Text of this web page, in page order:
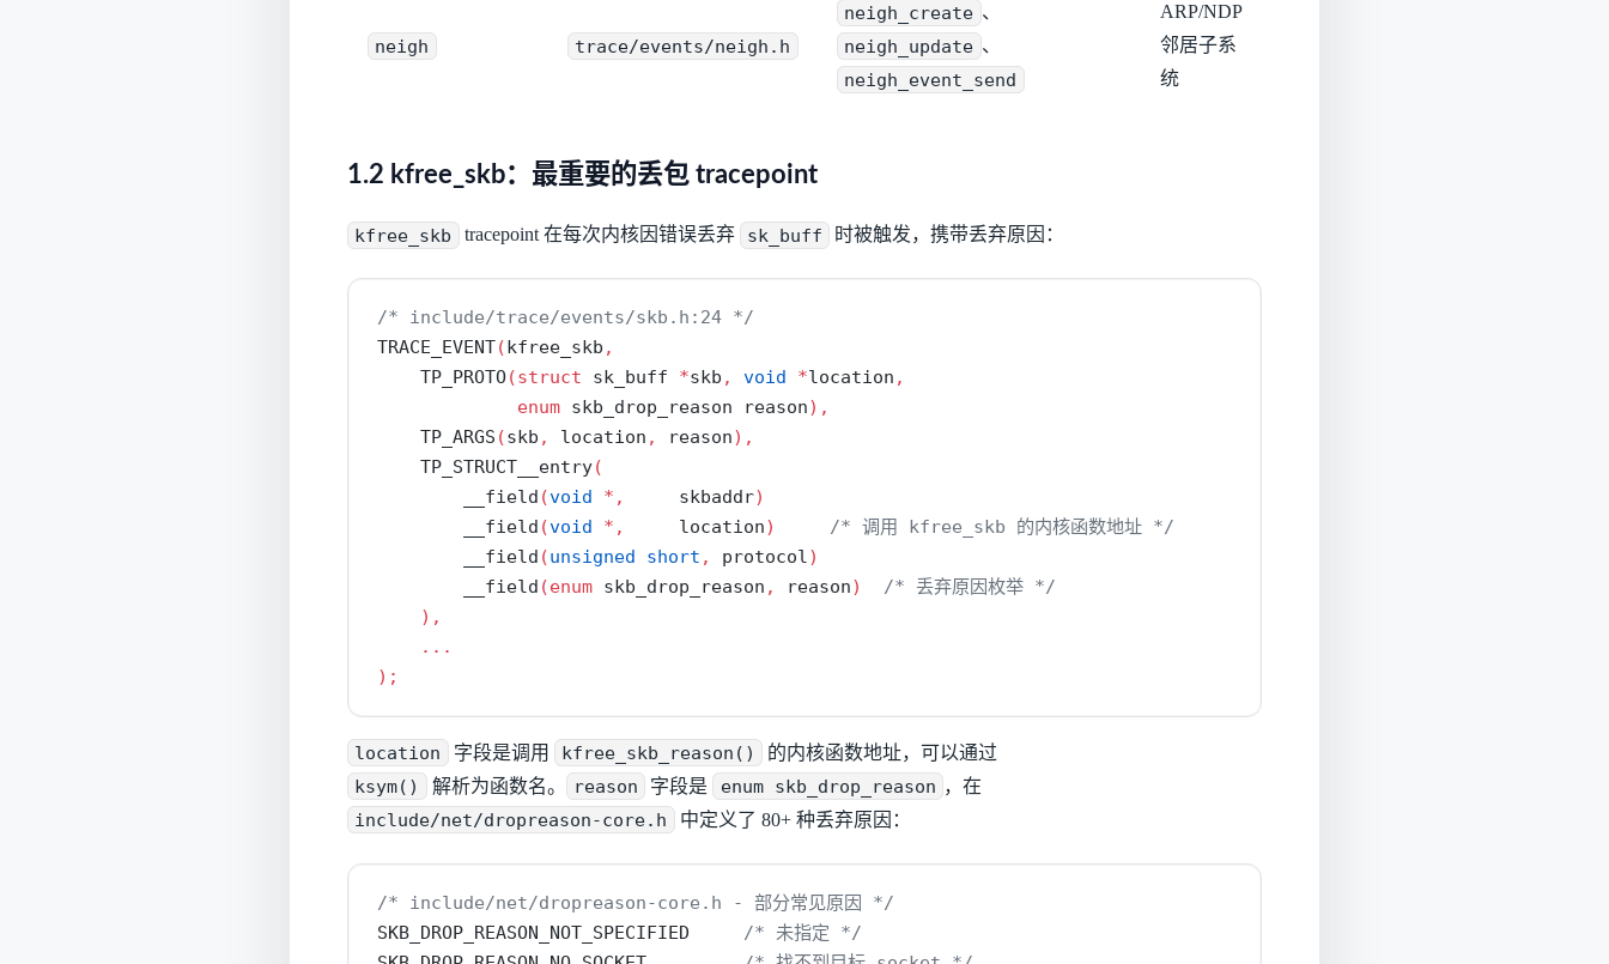
neigh trace/events/neigh.h
neigh_create 、
neigh_update 、
neigh_event_send
ARP/NDP
邻居子系
统
1.2 kfree_skb：最重要的丢包 tracepoint
kfree_skb tracepoint 在每次内核因错误丢弃 sk_buff 时被触发，携带丢弃原因：
/* include/trace/events/skb.h:24 */
TRACE_EVENT( kfree_skb ,
    TP_PROTO
(struct sk_buff *skb , void *location ,
enum skb_drop_reason reason),
    TP_ARGS
(skb , location , reason),
    TP_STRUCT__entry
(
        __field
(void *,
     skbaddr
)
        __field
(void *,
     location
)
/* 调用 kfree_skb 的内核函数地址 */
        __field
(unsigned short , protocol)
        __field
(enum skb_drop_reason , reason)
/* 丢弃原因枚举 */
),
...
);
location 字段是调用 kfree_skb_reason() 的内核函数地址，可以通过
ksym() 解析为函数名。 reason 字段是 enum skb_drop_reason ，在
include/net/dropreason-core.h 中定义了 80+ 种丢弃原因：
/* include/net/dropreason-core.h - 部分常见原因 */
SKB_DROP_REASON_NOT_SPECIFIED /* 未指定 */